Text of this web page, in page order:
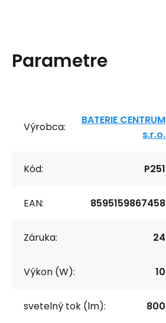
Parametre
Výrobca:
BATERIE CENTRUM
s.r.o.
Kód: P251
EAN: 8595159867458
Záruka: 24
Výkon (W): 10
svetelný tok (lm): 800